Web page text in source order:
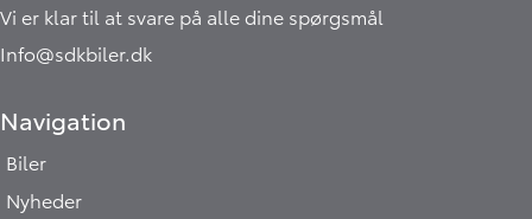
Vi er klar til at svare på alle dine spørgsmål
Info@sdkbiler.dk
Navigation
Biler
Nyheder